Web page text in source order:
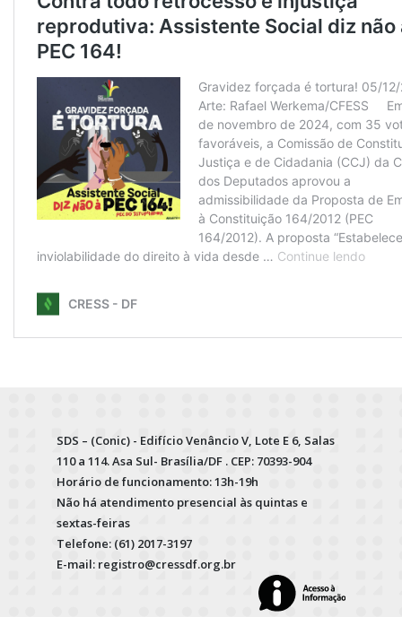
SDS – (Conic) - Edifício Venâncio V, Lote E 6, Salas
110 a 114. Asa Sul- Brasília/DF . CEP: 70393-904
Horário de funcionamento: 13h-19h
Não há atendimento presencial às quintas e
sextas-feiras
Telefone: (61) 2017-3197
E-mail: registro@cressdf.org.br